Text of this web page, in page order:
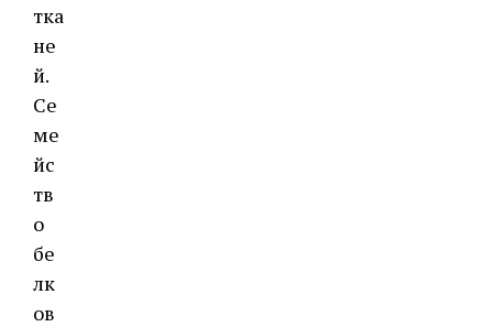
тка
не
й.
Се
ме
йс
тв
о
бе
лк
ов